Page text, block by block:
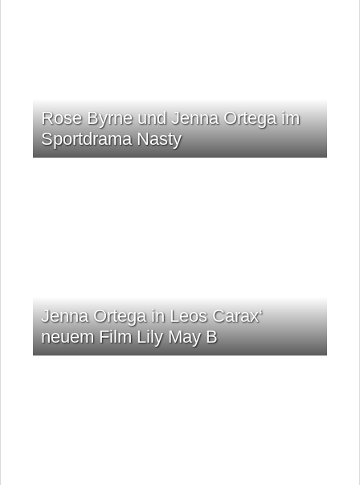
Rose Byrne und Jenna Ortega im
Sportdrama Nasty
Jenna Ortega in Leos Carax‘
neuem Film Lily May B